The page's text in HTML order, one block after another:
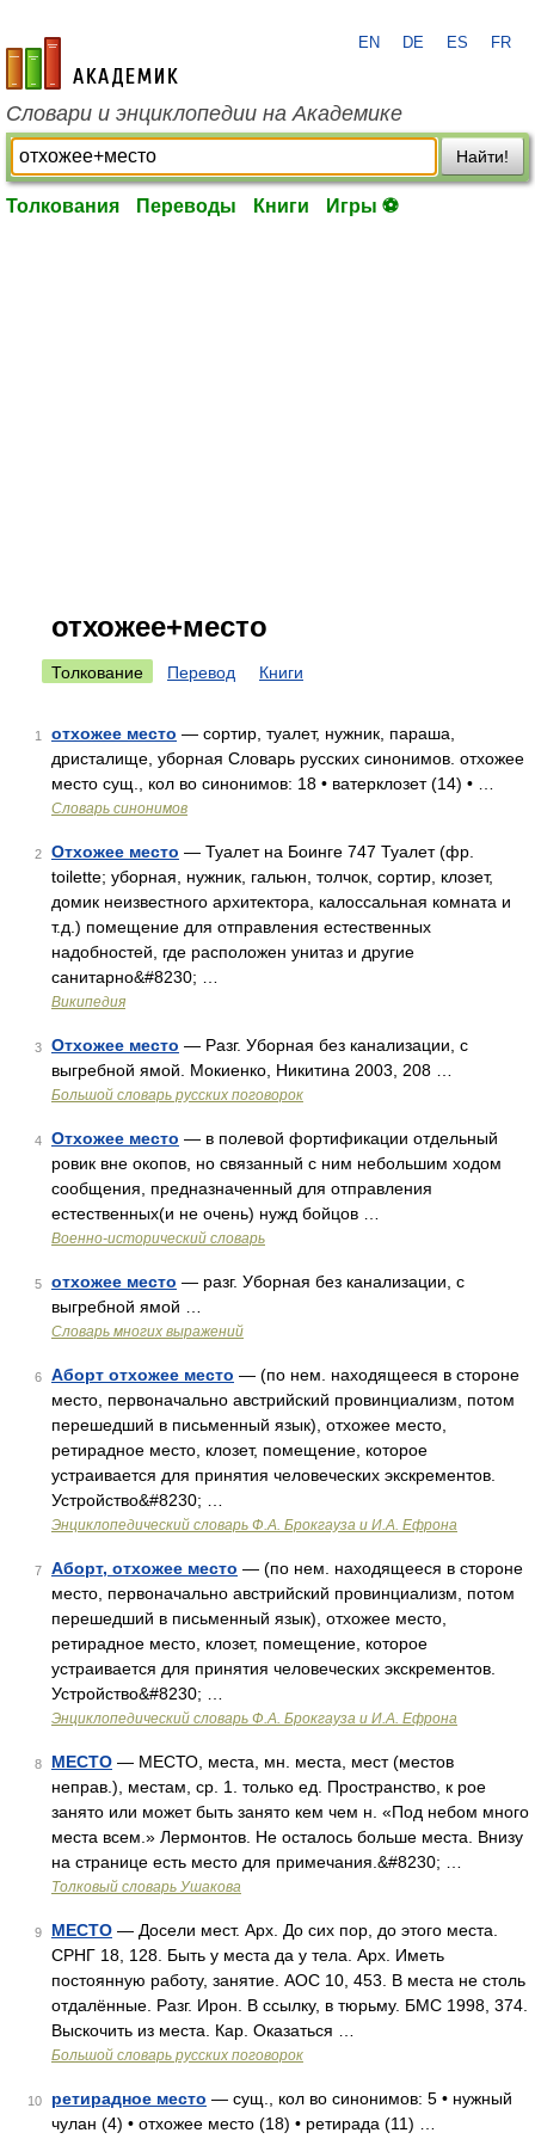
academic.ru
EN DE ES FR
Словари и энциклопедии на Академике
Найти!
Толкования Переводы Книги Игры ⚽
отхожее+место
Толкование Перевод Книги
1 отхожее место — сортир, туалет, нужник, параша,
дристалище, уборная Словарь русских синонимов. отхожее
место сущ., кол во синонимов: 18 • ватерклозет (14) • …
Словарь синонимов
2 Отхожее место — Туалет на Боинге 747 Туалет (фр.
toilette; уборная, нужник, гальюн, толчок, сортир, клозет,
домик неизвестного архитектора, калоссальная комната и
т.д.) помещение для отправления естественных
надобностей, где расположен унитаз и другие
санитарно&#8230; …
Википедия
3 Отхожее место — Разг. Уборная без канализации, с
выгребной ямой. Мокиенко, Никитина 2003, 208 …
Большой словарь русских поговорок
4 Отхожее место — в полевой фортификации отдельный
ровик вне окопов, но связанный с ним небольшим ходом
сообщения, предназначенный для отправления
естественных(и не очень) нужд бойцов …
Военно-исторический словарь
5 отхожее место — разг. Уборная без канализации, с
выгребной ямой …
Словарь многих выражений
6 Аборт отхожее место — (по нем. находящееся в стороне
место, первоначально австрийский провинциализм, потом
перешедший в письменный язык), отхожее место,
ретирадное место, клозет, помещение, которое
устраивается для принятия человеческих экскрементов.
Устройство&#8230; …
Энциклопедический словарь Ф.А. Брокгауза и И.А. Ефрона
7 Аборт, отхожее место — (по нем. находящееся в стороне
место, первоначально австрийский провинциализм, потом
перешедший в письменный язык), отхожее место,
ретирадное место, клозет, помещение, которое
устраивается для принятия человеческих экскрементов.
Устройство&#8230; …
Энциклопедический словарь Ф.А. Брокгауза и И.А. Ефрона
8 МЕСТО — МЕСТО, места, мн. места, мест (местов
неправ.), местам, ср. 1. только ед. Пространство, к рое
занято или может быть занято кем чем н. «Под небом много
места всем.» Лермонтов. Не осталось больше места. Внизу
на странице есть место для примечания.&#8230; …
Толковый словарь Ушакова
9 МЕСТО — Досели мест. Арх. До сих пор, до этого места.
СРНГ 18, 128. Быть у места да у тела. Арх. Иметь
постоянную работу, занятие. АОС 10, 453. В места не столь
отдалённые. Разг. Ирон. В ссылку, в тюрьму. БМС 1998, 374.
Выскочить из места. Кар. Оказаться …
Большой словарь русских поговорок
10 ретирадное место — сущ., кол во синонимов: 5 • нужный
чулан (4) • отхожее место (18) • ретирада (11) …